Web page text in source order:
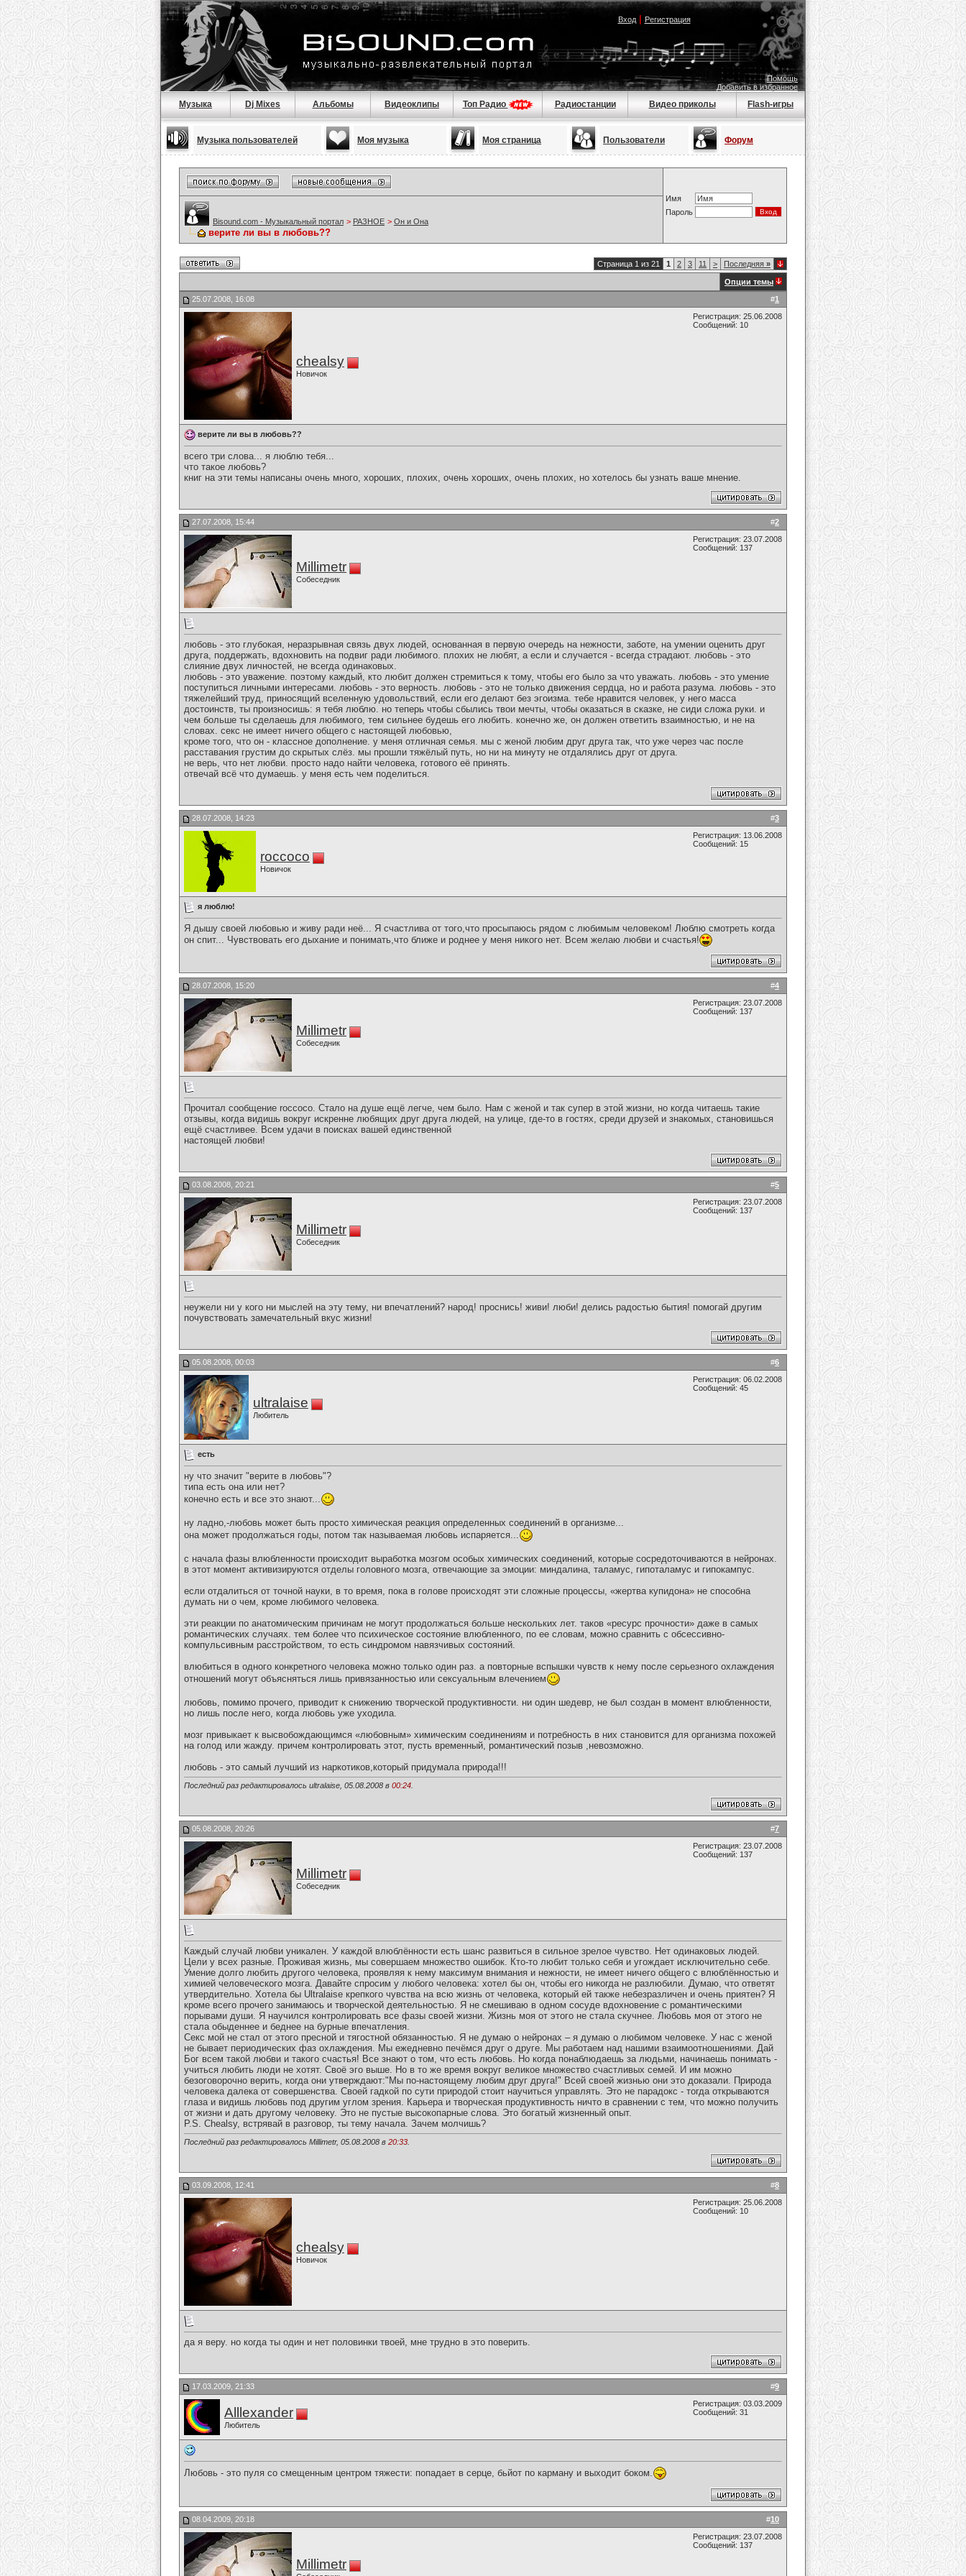
Вход| Регистрация
Помощь
Добавить в избранное
Музыка Dj Mixes Альбомы Видеоклипы Топ Радио Радиостанции Видео приколы Flash-игры
Музыка пользователей Моя музыка Моя страница Пользователи Форум
Имя
Пароль
Bisound.com - Музыкальный портал > РАЗНОЕ > Он и Она
верите ли вы в любовь??
Страница 1 из 21 1 2 3 11 > Последняя »
Опции темы
#1
25.07.2008, 16:08
chealsy
Новичок
Регистрация: 25.06.2008
Сообщений: 10
верите ли вы в любовь??
всего три слова... я люблю тебя...
что такое любовь?
книг на эти темы написаны очень много, хороших, плохих, очень хороших, очень плохих, но хотелось бы узнать ваше мнение.
#2
27.07.2008, 15:44
Millimetr
Собеседник
Регистрация: 23.07.2008
Сообщений: 137
любовь - это глубокая, неразрывная связь двух людей, основанная в первую очередь на нежности, заботе, на умении оценить друг
друга, поддержать, вдохновить на подвиг ради любимого. плохих не любят, а если и случается - всегда страдают. любовь - это
слияние двух личностей, не всегда одинаковых.
любовь - это уважение. поэтому каждый, кто любит должен стремиться к тому, чтобы его было за что уважать. любовь - это умение
поступиться личными интересами. любовь - это верность. любовь - это не только движения сердца, но и работа разума. любовь - это
тяжелейший труд, приносящий вселенную удовольствий, если его делают без эгоизма. тебе нравится человек, у него масса
достоинств, ты произносишь: я тебя люблю. но теперь чтобы сбылись твои мечты, чтобы оказаться в сказке, не сиди сложа руки. и
чем больше ты сделаешь для любимого, тем сильнее будешь его любить. конечно же, он должен ответить взаимностью, и не на
словах. секс не имеет ничего общего с настоящей любовью,
кроме того, что он - классное дополнение. у меня отличная семья. мы с женой любим друг друга так, что уже через час после
расставания грустим до скрытых слёз. мы прошли тяжёлый путь, но ни на минуту не отдалялись друг от друга.
не верь, что нет любви. просто надо найти человека, готового её принять.
отвечай всё что думаешь. у меня есть чем поделиться.
#3
28.07.2008, 14:23
roccoco
Новичок
Регистрация: 13.06.2008
Сообщений: 15
я люблю!
Я дышу своей любовью и живу ради неё... Я счастлива от того,что просыпаюсь рядом с любимым человеком! Люблю смотреть когда
он спит... Чувствовать его дыхание и понимать,что ближе и роднее у меня никого нет. Всем желаю любви и счастья!
#4
28.07.2008, 15:20
Millimetr
Собеседник
Регистрация: 23.07.2008
Сообщений: 137
Прочитал сообщение roccoco. Стало на душе ещё легче, чем было. Нам с женой и так супер в этой жизни, но когда читаешь такие
отзывы, когда видишь вокруг искренне любящих друг друга людей, на улице, где-то в гостях, среди друзей и знакомых, становишься
ещё счастливее. Всем удачи в поисках вашей единственной
настоящей любви!
#5
03.08.2008, 20:21
Millimetr
Собеседник
Регистрация: 23.07.2008
Сообщений: 137
неужели ни у кого ни мыслей на эту тему, ни впечатлений? народ! проснись! живи! люби! делись радостью бытия! помогай другим
почувствовать замечательный вкус жизни!
#6
05.08.2008, 00:03
ultralaise
Любитель
Регистрация: 06.02.2008
Сообщений: 45
есть
ну что значит "верите в любовь"?
типа есть она или нет?
конечно есть и все это знают...
ну ладно,-любовь может быть просто химическая реакция определенных соединений в организме...
она может продолжаться годы, потом так называемая любовь испаряется...
с начала фазы влюбленности происходит выработка мозгом особых химических соединений, которые сосредоточиваются в нейронах.
в этот момент активизируются отделы головного мозга, отвечающие за эмоции: миндалина, таламус, гипоталамус и гипокампус.
если отдалиться от точной науки, в то время, пока в голове происходят эти сложные процессы, «жертва купидона» не способна
думать ни о чем, кроме любимого человека.
эти реакции по анатомическим причинам не могут продолжаться больше нескольких лет. таков «ресурс прочности» даже в самых
романтических случаях. тем более что психическое состояние влюбленного, по ее словам, можно сравнить с обсессивно-
компульсивным расстройством, то есть синдромом навязчивых состояний.
влюбиться в одного конкретного человека можно только один раз. а повторные вспышки чувств к нему после серьезного охлаждения
отношений могут объясняться лишь привязанностью или сексуальным влечением
любовь, помимо прочего, приводит к снижению творческой продуктивности. ни один шедевр, не был создан в момент влюбленности,
но лишь после него, когда любовь уже уходила.
мозг привыкает к высвобождающимся «любовным» химическим соединениям и потребность в них становится для организма похожей
на голод или жажду. причем контролировать этот, пусть временный, романтический позыв ,невозможно.
любовь - это самый лучший из наркотиков,который придумала природа!!!
Последний раз редактировалось ultralaise, 05.08.2008 в 00:24
#7
05.08.2008, 20:26
Millimetr
Собеседник
Регистрация: 23.07.2008
Сообщений: 137
Каждый случай любви уникален. У каждой влюблённости есть шанс развиться в сильное зрелое чувство. Нет одинаковых людей.
Цели у всех разные. Проживая жизнь, мы совершаем множество ошибок. Кто-то любит только себя и угождает исключительно себе.
Умение долго любить другого человека, проявляя к нему максимум внимания и нежности, не имеет ничего общего с влюблённостью и
химией человеческого мозга. Давайте спросим у любого человека: хотел бы он, чтобы его никогда не разлюбили. Думаю, что ответят
утвердительно. Хотела бы Ultralaise крепкого чувства на всю жизнь от человека, который ей также небезразличен и очень приятен? Я
кроме всего прочего занимаюсь и творческой деятельностью. Я не смешиваю в одном сосуде вдохновение с романтическими
порывами души. Я научился контролировать все фазы своей жизни. Жизнь моя от этого не стала скучнее. Любовь моя от этого не
стала обыденнее и беднее на бурные впечатления.
Секс мой не стал от этого пресной и тягостной обязанностью. Я не думаю о нейронах – я думаю о любимом человеке. У нас с женой
не бывает периодических фаз охлаждения. Мы ежедневно печёмся друг о друге. Мы работаем над нашими взаимоотношениями. Дай
Бог всем такой любви и такого счастья! Все знают о том, что есть любовь. Но когда понаблюдаешь за людьми, начинаешь понимать -
учиться любить люди не хотят. Своё эго выше. Но в то же время вокруг великое множество счастливых семей. И им можно
безоговорочно верить, когда они утверждают:"Мы по-настоящему любим друг друга!" Всей своей жизнью они это доказали. Природа
человека далека от совершенства. Своей гадкой по сути природой стоит научиться управлять. Это не парадокс - тогда открываются
глаза и видишь любовь под другим углом зрения. Карьера и творческая продуктивность ничто в сравнении с тем, что можно получить
от жизни и дать другому человеку. Это не пустые высокопарные слова. Это богатый жизненный опыт.
P.S. Chealsy, встрявай в разговор, ты тему начала. Зачем молчишь?
Последний раз редактировалось Millimetr, 05.08.2008 в 20:33
#8
03.09.2008, 12:41
chealsy
Новичок
Регистрация: 25.06.2008
Сообщений: 10
да я веру. но когда ты один и нет половинки твоей, мне трудно в это поверить.
#9
17.03.2009, 21:33
Alllexander
Любитель
Регистрация: 03.03.2009
Сообщений: 31
Любовь - это пуля со смещенным центром тяжести: попадает в серце, бьйот по карману и выходит боком.
#10
08.04.2009, 20:18
Millimetr
Регистрация: 23.07.2008
Сообщений: 137